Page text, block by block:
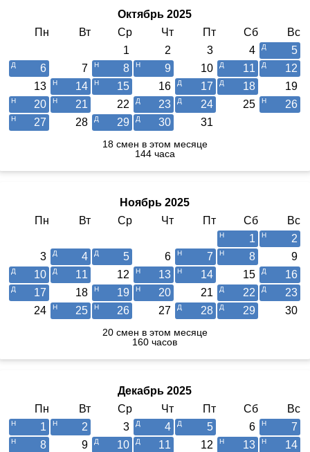
Октябрь 2025
Пн
Вт Ср Чт Пт Сб
Вс
1
2 3 4
5
6
7 8 9 10 11
12
13
14 15 16 17 18
19
20
21 22 23 24 25
26
27
28 29 30 31
18 смен в этом месяце
144 часа
Ноябрь 2025
Пн
Вт Ср Чт Пт Сб
Вс
1
2
3
4 5 6 7 8
9
10
11 12 13 14 15
16
17
18 19 20 21 22
23
24
25 26 27 28 29 30
20 смен в этом месяце
160 часов
Декабрь 2025
Пн
Вт Ср Чт Пт Сб
Вс
1
2 3 4 5 6
7
8
9 10 11 12 13
14